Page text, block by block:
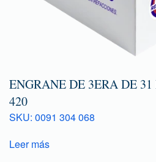
ENGRANE DE 3ERA DE
420
SKU: 0091 304 068
Leer más